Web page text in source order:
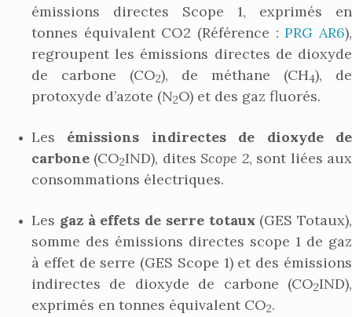
émissions directes Scope 1, exprimés en
tonnes équivalent CO2 (Référence :PRG AR6),
regroupent les émissions directes de dioxyde
de carbone (CO2), de méthane (CH4), de
protoxyde d’azote (N2O) et des gaz fluorés.
Les émissions indirectes de dioxyde de
carbone (CO2IND), ditesScope 2, sont liées aux
consommations électriques.
Les gaz à effets de serre totaux (GES Totaux),
somme des émissions directes scope 1 de gaz
à effet de serre (GES Scope 1) et des émissions
indirectes de dioxyde de carbone (CO2IND),
exprimés en tonnes équivalent CO2.